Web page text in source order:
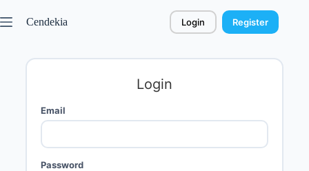
Cendekia Login Register
Login
Email
Password